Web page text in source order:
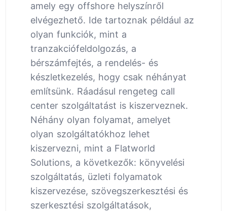
amely egy offshore helyszínről
elvégezhető. Ide tartoznak például az
olyan funkciók, mint a
tranzakciófeldolgozás, a
bérszámfejtés, a rendelés- és
készletkezelés, hogy csak néhányat
említsünk. Ráadásul rengeteg call
center szolgáltatást is kiszerveznek.
Néhány olyan folyamat, amelyet
olyan szolgáltatókhoz lehet
kiszervezni, mint a Flatworld
Solutions, a következők: könyvelési
szolgáltatás, üzleti folyamatok
kiszervezése, szövegszerkesztési és
szerkesztési szolgáltatások,